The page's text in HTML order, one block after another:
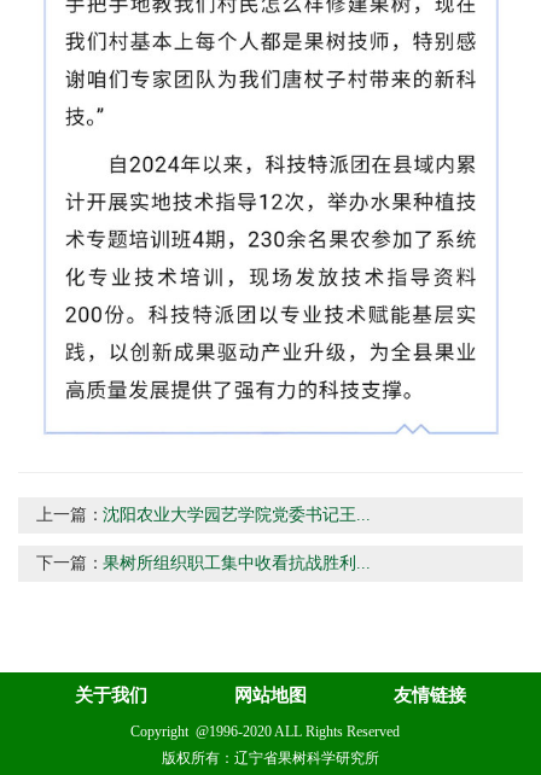
上一篇：沈阳农业大学园艺学院党委书记王...
下一篇：果树所组织职工集中收看抗战胜利...
关于我们 网站地图 友情链接
Copyright @1996-2020 ALL Rights Reserved
版权所有：辽宁省果树科学研究所